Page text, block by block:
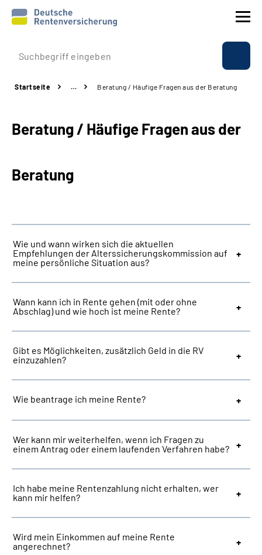
Prävention
Rente
Über uns & Presse
Online-Services
Inhalte in Gebärdensprache (DGS)
Leichte Sprache
Mein Kundenportal
Startseite … Beratung / Häufige Fragen aus der Beratung
Beratung / Häufige Fragen aus der
Beratung
Wie und wann wirken sich die aktuellen
Empfehlungen der Alterssicherungskommission auf
meine persönliche Situation aus?
Wann kann ich in Rente gehen (mit oder ohne
Abschlag) und wie hoch ist meine Rente?
Gibt es Möglichkeiten, zusätzlich Geld in die RV
einzuzahlen?
Wie beantrage ich meine Rente?
Wer kann mir weiterhelfen, wenn ich Fragen zu
einem Antrag oder einem laufenden Verfahren habe?
Ich habe meine Rentenzahlung nicht erhalten, wer
kann mir helfen?
Wird mein Einkommen auf meine Rente
angerechnet?